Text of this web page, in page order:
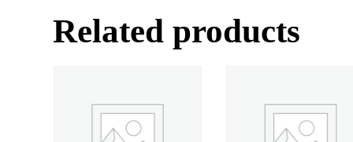
Related products